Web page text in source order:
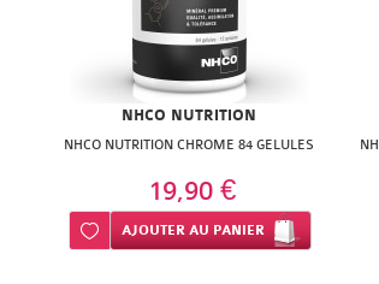
NHCO NUTRITION
NHCO NUTRITION CHROME 84 GELULES
19,90 €
Ajouter à ma liste d’envie
AJOUTERAU PANIER